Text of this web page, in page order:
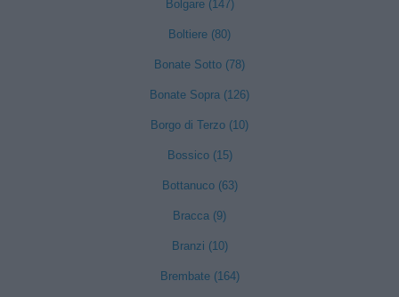
Bolgare (147)
Boltiere (80)
Bonate Sotto (78)
Bonate Sopra (126)
Borgo di Terzo (10)
Bossico (15)
Bottanuco (63)
Bracca (9)
Branzi (10)
Brembate (164)